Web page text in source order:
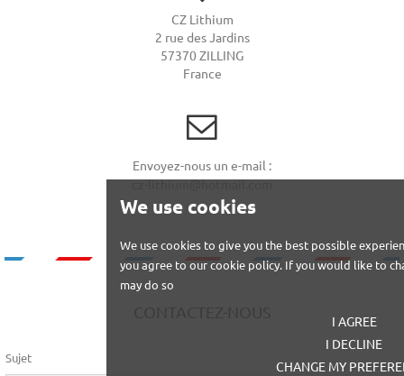
We use cookies
We use cookies to give you the best possible
you agree to our cookie policy. If you would like to
may do so
I AGREE
I DECLINE
CHANGE MY
CZ Lithium
2 rue des Jardins
57370 ZILLING
France
Envoyez-nous un e-mail :
Sujet